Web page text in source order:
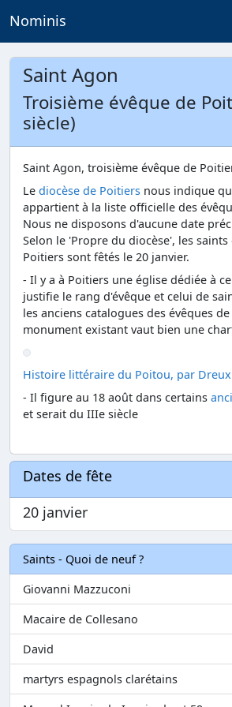
Nominis
Saint Agon
Troisième évêque de
siècle)
Saint Agon, troisième évêque de
Le diocèse de Poitiers nous indique
appartient à la liste officielle des
Nous ne disposons d'aucune date
Selon le 'Propre du diocèse', les saints
Poitiers sont fêtés le 20 janvier.
- Il y a à Poitiers une église dédiée à
justifie le rang d'évêque et celui de
les anciens catalogues des évêques
monument existant vaut bien une
Histoire littéraire du Poitou, par Dreux
- Il figure au 18 août dans certains
et serait du IIIe siècle
Dates de fête
20 janvier
Saints - Quoi de neuf ?
Giovanni Mazzuconi
Macaire de Collesano
David
martyrs espagnols clarétains